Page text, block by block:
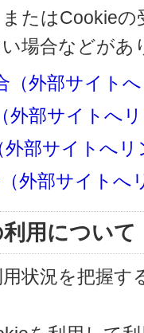
たはCookie
場合などが
（外部サイト
外部サイトへ
外部サイトへリ
外部サイトへ
用について
状況を把握す